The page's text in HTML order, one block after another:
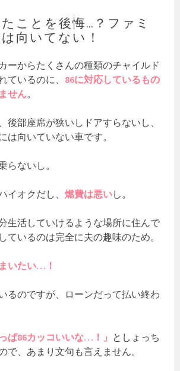
ことを後悔…？ファミ
向いてない！
ーからたくさんの種類のチャイルド
ているのに、 86に対応しているもの
せん。
後部座席が狭いしドアすらないし、
は向いていない車です。
らないし。
イオクだし、燃費は悪いし。
生活していけるような場所に住んで
ているのは完全に夫の趣味のため。
いたい…！
るのですが、ローンだって払い終わ
っぱ86カッコいいな…！」 としょっち
で、あまり文句も言えません。